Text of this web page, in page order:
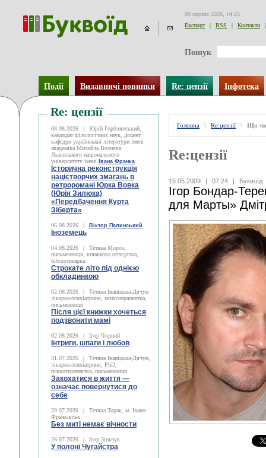
09 серпня 2026, 14:25
Експорт
| RSS | Контакти |
Пошук
Події Видавничі новинки Re: цензії Інфотека
Re: цензії
08.08.2026 |
Юрій Горблянський,
кандидат філологічних наук, доцент
кафедри української літератури імені
академіка Михайла Возняка
Львівського національного
університету імені
Івана Франка
Історична реконструкція
націєтворчих змагань в
ретроромані Юрка Вовка
(Юрія Зилюка)
«Передбачення Курта
Зіберта»
06.08.2026 | Віктор Палинський
Іноземець
04.08.2026 |
Тетяна Мороз,
письменниця, книжкова оглядачка,
бібліотекарка
Строкате літо під однією
обкладинкою
02.08.2026 |
Тетяна Іваніцька-Дячун
лікарка-психіатриня, психотерапевтка,
письменниця
Після цієї книжки хочеться
подзвонити мамі
02.08.2026 | Ігор Чорний
Інтриги, шпаги і любов
31.07.2026 |
Тетяна Іваніцька-Дячун,
лікарка-психіатриня, PhD,
психотерапевтка, письменниця
Закохатися в життя —
означає повернутися до
себе
29.07.2026 |
Тетяна Торак, м. Івано-
Франківськ
Без миті немає вічности
26.07.2026 | Ігор Зіньчук
У полоні Чугайстра
Головна \ Re:цензії \ Що
Re:цензії
15.05.2009 | 07:24 | Буквоїд
Ігор Бондар-
для Марты»